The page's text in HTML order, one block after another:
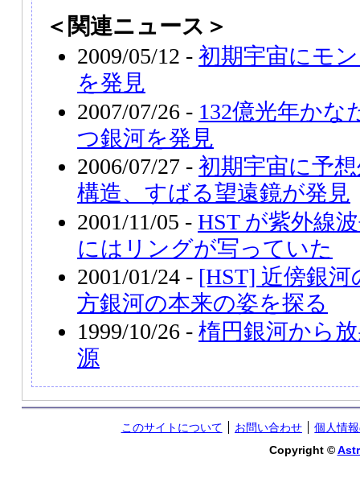
＜関連ニュース＞
2009/05/12 - 初期宇宙にモ
を発見
2007/07/26 - 132億光年かな
つ銀河を発見
2006/07/27 - 初期宇宙に予
構造、すばる望遠鏡が発見
2001/11/05 - HST が紫外線
にはリングが写っていた
2001/01/24 - [HST] 近傍銀
方銀河の本来の姿を探る
1999/10/26 - 楕円銀河から
源
このサイトについて お問い合わせ
個人情
Copyright ©